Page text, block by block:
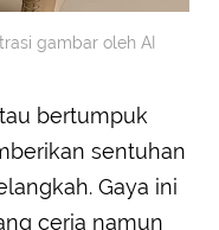
gambar oleh AI
bertumpuk
sentuhan
Gaya ini
ceria namun